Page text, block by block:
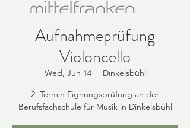
Aufnahmeprüfung
Violoncello
Wed, Jun 14
  |
Dinkelsbühl
2. Termin Eignungsprüfung an der
Berufsfachschule für Musik in Dinkelsbühl